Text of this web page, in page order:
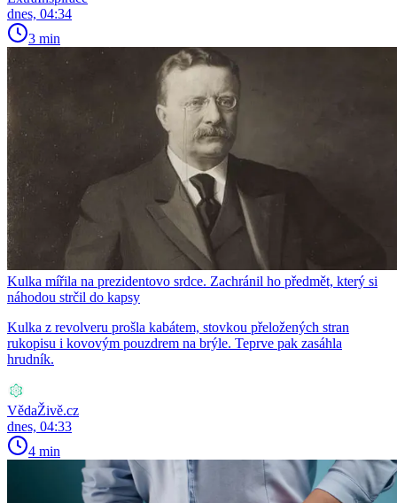
dnes, 04:34
3 min
Kulka mířila na prezidentovo srdce. Zachránil ho předmět, který si
náhodou strčil do kapsy
Kulka z revolveru prošla kabátem, stovkou přeložených stran
rukopisu i kovovým pouzdrem na brýle. Teprve pak zasáhla
hrudník.
VědaŽivě.cz
dnes, 04:33
4 min